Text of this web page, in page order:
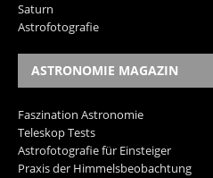
Saturn
Astrofotografie
ASTRONOMIE MAGAZIN
Faszination Astronomie
Teleskop Tests
Astrofotografie für Einsteiger
Praxis der Himmelsbeobachtung